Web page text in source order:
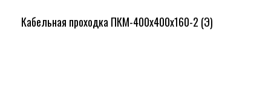
Кабельная проходка ПКМ-400х400х160-2 (Э)